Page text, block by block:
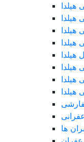
هیلدا
هیلدا
هیلدا
هیلدا
هیلدا
ها